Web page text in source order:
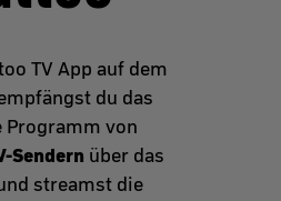
TV App auf dem
du das
Programm von
Sendern über das
streamst die